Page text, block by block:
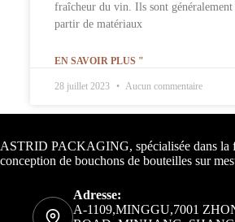
fraîcheur du vin. Ils sont généralement
partir de matériaux
EN SAVOIR PLUS "
28 juillet 2023 Aucun commentaire
ASTRID PACKAGING, spécialisée dans la
conception de bouchons de bouteilles sur
Adresse:
A-1109,MINGGU,7001